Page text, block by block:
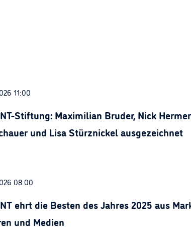
11:00
Stiftung: Maximilian Bruder, Nick
und Lisa Stürznickel ausgezeichnet
08:00
ehrt die Besten des Jahres 2025 aus
und Medien